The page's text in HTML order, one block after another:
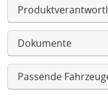
Dokumente
Passende